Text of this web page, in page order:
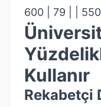
600 | 79 | |
Kullanır
Rekabetçi